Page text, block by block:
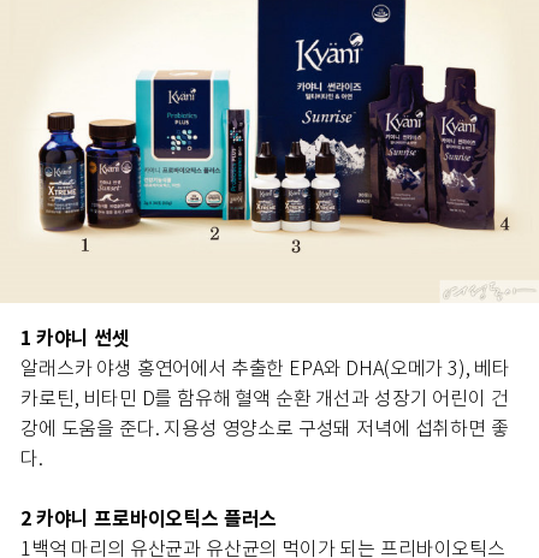
1 카야니 썬셋
알래스카 야생 홍연어에서 추출한 EPA와 DHA(오메가 3), 베타
카로틴, 비타민 D를 함유해 혈액 순환 개선과 성장기 어린이 건
강에 도움을 준다. 지용성 영양소로 구성돼 저녁에 섭취하면 좋
다.
2 카야니 프로바이오틱스 플러스
1백억 마리의 유산균과 유산균의 먹이가 되는 프리바이오틱스